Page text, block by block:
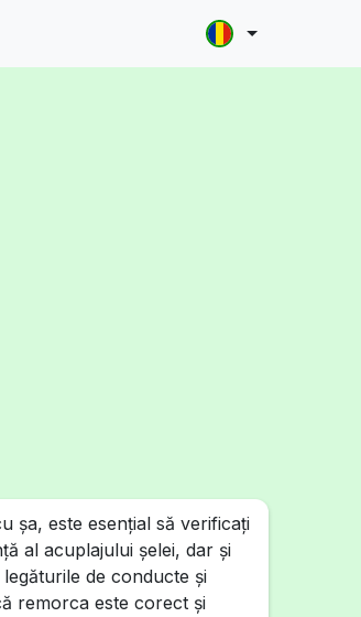
şa, este esențial să verificați
al acuplajului şelei, dar și
de conducte și
remorca este corect și